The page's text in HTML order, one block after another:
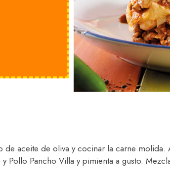
de aceite de oliva y cocinar la carne molida.
Pollo Pancho Villa y pimienta a gusto.